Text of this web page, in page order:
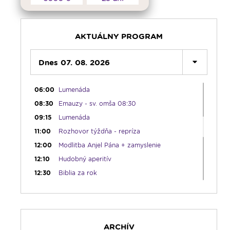
AKTUÁLNY PROGRAM
Dnes 07. 08. 2026
04:00 Bolestný ruženec
04:25
Čítanie na pokračovanie - repríza
Deň s modlitbou
05:15
Rádio Vatikán - SK (repríza)
05:30
Choďte a hlásajte
05:45
Ranné chvály
06:00
Lumenáda
08:30
Emauzy - sv. omša 08:30
09:15
Lumenáda
11:00
Rozhovor týždňa - repríza
12:00
Modlitba Anjel Pána + zamyslenie
12:10
Hudobný aperitív
12:30
Biblia za rok
Emauzy - sv. omša 18:00
ARCHÍV